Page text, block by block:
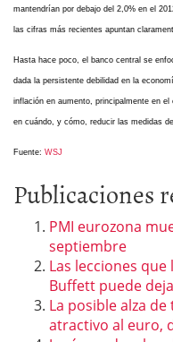
mantendrían por debajo del 2,0% en el
las cifras más recientes apuntan
Hasta hace poco, el banco central se
dada la persistente debilidad en la
inflación en aumento, principalmente en
en cuándo, y cómo, reducir las medidas
Fuente: WSJ
Publicaciones
PMI eurozona
septiembre
Las lecciones
Buffett puede
La posible alza
atractivo al euro,